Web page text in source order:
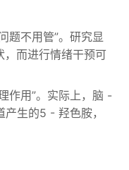
题不用管”。研究显
，而进行情绪干预可
作用”。实际上，脑 -
生的5 - 羟色胺，